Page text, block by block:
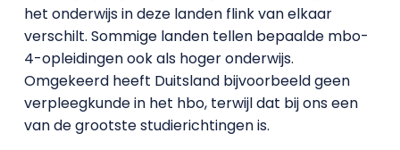
het onderwijs in deze landen flink van elkaar
verschilt. Sommige landen tellen bepaalde mbo-
4-opleidingen ook als hoger onderwijs.
Omgekeerd heeft Duitsland bijvoorbeeld geen
verpleegkunde in het hbo, terwijl dat bij ons een
van de grootste studierichtingen is.